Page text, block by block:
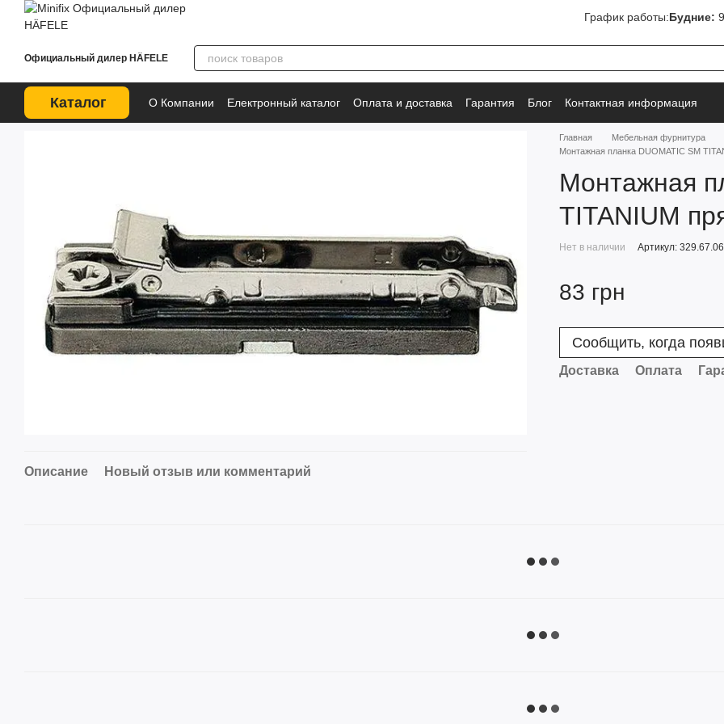
Перейти к основному контенту График работы:Будние:
Официальный дилер HÄFELE
Каталог О Компании Електронный каталог Оплата и доставка Гарантия Блог Контактная информация
Описание Новый отзыв или комментарий
Главная Мебельная фурнитура
Монтажная планка DUOMATIC SM
Монтажная
TITANIUM
Нет в наличии Артикул:
83 грн
Сообщить, когда
Доставка Оплата